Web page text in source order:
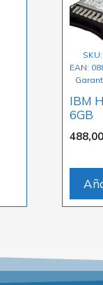
EAN:
IBM
6GB
488,00